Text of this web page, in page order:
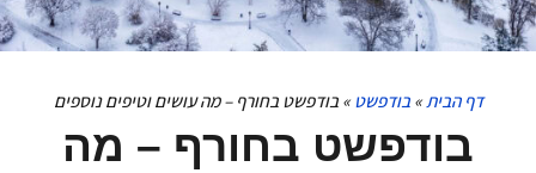
דף הבית»בודפשט»בודפשט בחורף – מה עושים וטיפים נוספים
בודפשט בחורף – מה